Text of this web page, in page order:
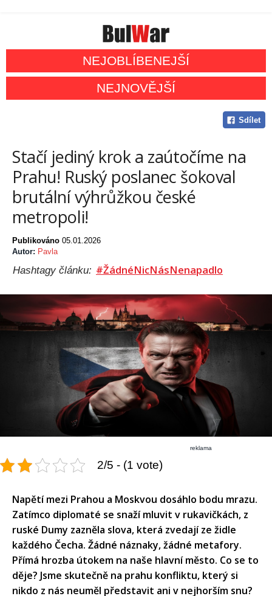
NEJOBLÍBENEJŠÍ
NEJNOVĚJŠÍ
Sdílet
Stačí jediný krok a zaútočíme na
Prahu! Ruský poslanec šokoval
brutální výhrůžkou české
metropoli!
Publikováno 05.01.2026
Autor: Pavla
Hashtagy článku: #ŽádnéNicNásNenapadlo
reklama
2/5 - (1 vote)
Napětí mezi Prahou a Moskvou dosáhlo bodu mrazu.
Zatímco diplomaté se snaží mluvit v rukavičkách, z
ruské Dumy zazněla slova, která zvedají ze židle
každého Čecha. Žádné náznaky, žádné metafory.
Přímá hrozba útokem na naše hlavní město. Co se to
děje? Jsme skutečně na prahu konfliktu, který si
nikdo z nás neuměl představit ani v nejhorším snu?